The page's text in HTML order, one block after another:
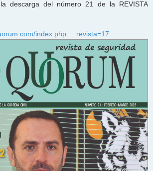
descarga del número 21 de la REVISTA
index.php ... revista=17